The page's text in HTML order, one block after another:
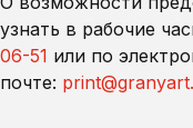
узнать в рабочие
06-51 или по
почте: